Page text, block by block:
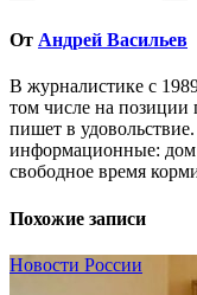
От Андрей Васильев
В журналистике с
том числе на позиции
пишет в
информационные: дом
свободное время
Похожие записи
Новости России